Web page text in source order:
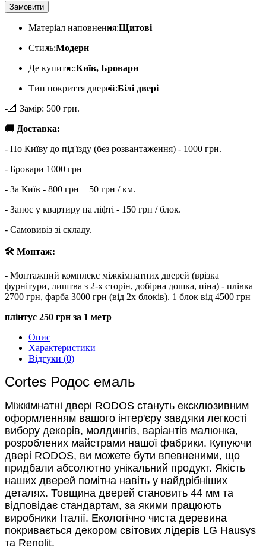
Замовити
Матеріал наповнення:Щитові
Стиль:Модерн
Де купити::Київ, Бровари
Тип покриття дверей:Білі двері
-📐 Замір: 500 грн.
🚚 Доставка:
- По Київу до під'їзду (без розвантаження) - 1000 грн.
- Бровари 1000 грн
- За Київ - 800 грн + 50 грн / км.
- Занос у квартиру на ліфті - 150 грн / блок.
- Самовивіз зі складу.
🛠 Монтаж:
- Монтажний комплекс міжкімнатних дверей (врізка
фурнітури, лиштва з 2-х сторін, добірна дошка, піна) - плівка
2700 грн, фарба 3000 грн (від 2х блоків). 1 блок від 4500 грн
плінтус 250 грн за 1 метр
Опис
Характеристики
Відгуки (0)
Cortes Родос емаль
Міжкімнатні двері RODOS стануть ексклюзивним
оформленням вашого інтер'єру завдяки легкості
вибору декорів, молдингів, варіантів малюнка,
розроблених майстрами нашої фабрики. Купуючи
двері RODOS, ви можете бути впевненими, що
придбали абсолютно унікальний продукт. Якість
наших дверей помітна навіть у найдрібніших
деталях. Товщина дверей становить 44 мм та
відповідає стандартам, за якими працюють
виробники Італії. Екологічно чиста деревина
покривається декором світових лідерів LG Hausys
та Renolit.